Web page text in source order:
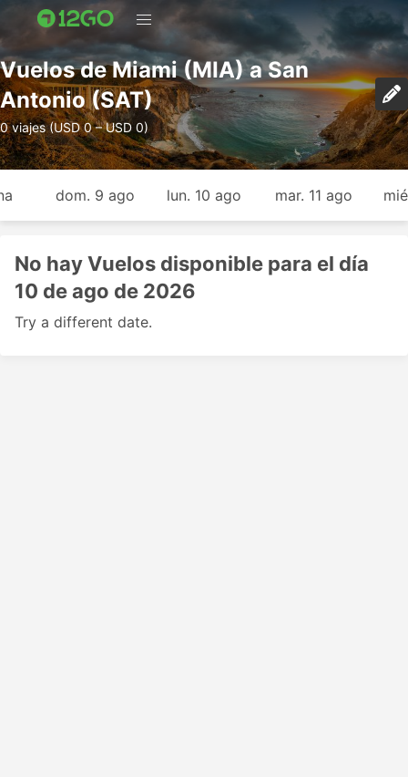
Vuelos de Miami (MIA) a San
Antonio (SAT)
0 viajes (USD 0 – USD 0)
dom. 9 ago lun. 10 ago mar. 11 ago
No hay Vuelos disponible para el día
10 de ago de 2026
Try a different date.